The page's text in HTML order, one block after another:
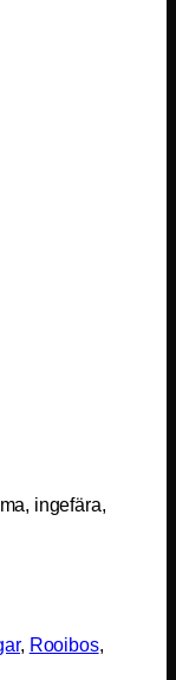
ingefära,
, Rooibos,